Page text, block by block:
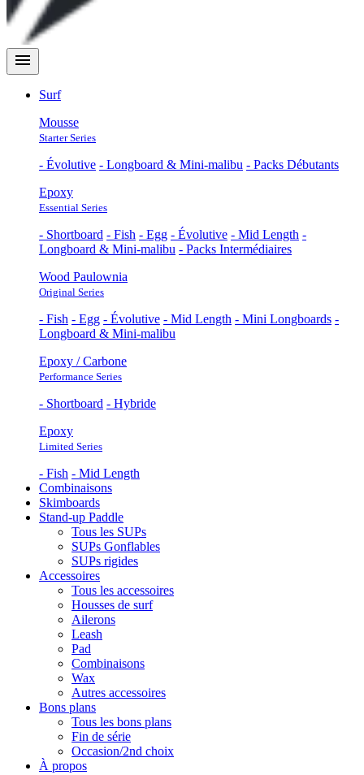
menu
Surf
Mousse
Starter Series
- Évolutive - Longboard & Mini-malibu - Packs Débutants
Epoxy
Essential Series
- Shortboard - Fish - Egg - Évolutive - Mid Length -
Longboard & Mini-malibu - Packs Intermédiaires
Wood Paulownia
Original Series
- Fish - Egg - Évolutive - Mid Length - Mini Longboards -
Longboard & Mini-malibu
Epoxy / Carbone
Performance Series
- Shortboard - Hybride
Epoxy
Limited Series
- Fish - Mid Length
Combinaisons
Skimboards
Stand-up Paddle
Tous les SUPs
SUPs Gonflables
SUPs rigides
Accessoires
Tous les accessoires
Housses de surf
Ailerons
Leash
Pad
Combinaisons
Wax
Autres accessoires
Bons plans
Tous les bons plans
Fin de série
Occasion/2nd choix
À propos